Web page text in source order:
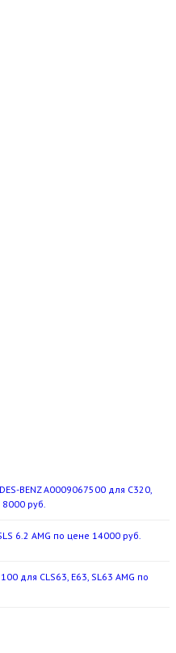
BENZ A0009067500 для C320,
руб.
6.2 AMG по цене 14000 руб.
для CLS63, E63, SL63 AMG по